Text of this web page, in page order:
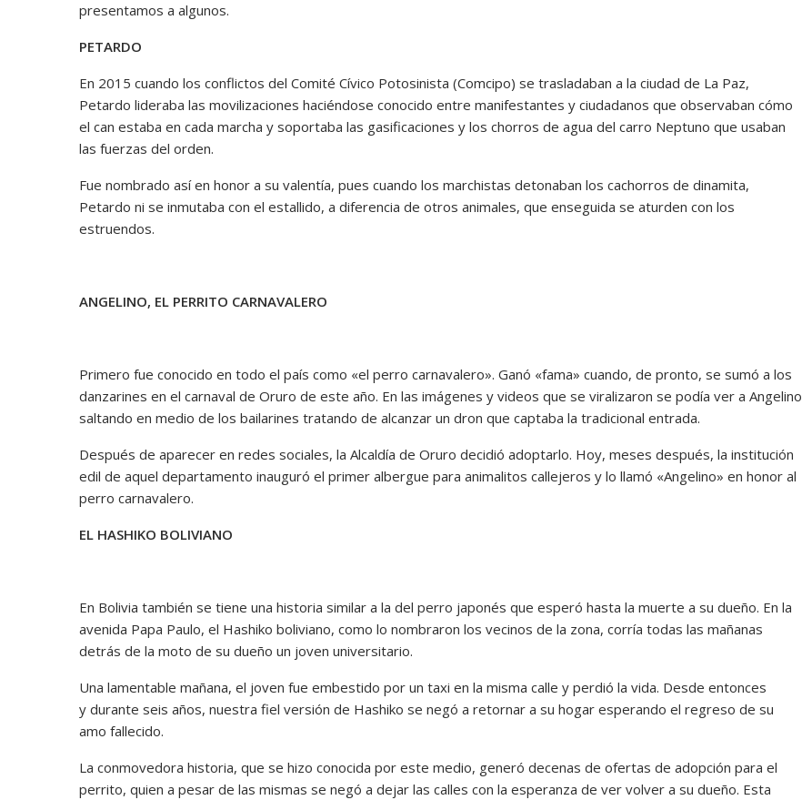
presentamos a algunos.
PETARDO
En 2015 cuando los conflictos del Comité Cívico Potosinista (Comcipo) se trasladaban a la ciudad de La Paz,
Petardo lideraba las movilizaciones haciéndose conocido entre manifestantes y ciudadanos que observaban cómo
el can estaba en cada marcha y soportaba las gasificaciones y los chorros de agua del carro Neptuno que usaban
las fuerzas del orden.
Fue nombrado así en honor a su valentía, pues cuando los marchistas detonaban los cachorros de dinamita,
Petardo ni se inmutaba con el estallido, a diferencia de otros animales, que enseguida se aturden con los
estruendos.
ANGELINO, EL PERRITO CARNAVALERO
Primero fue conocido en todo el país como «el perro carnavalero». Ganó «fama» cuando, de pronto, se sumó a los
danzarines en el carnaval de Oruro de este año. En las imágenes y videos que se viralizaron se podía ver a Angelino
saltando en medio de los bailarines tratando de alcanzar un dron que captaba la tradicional entrada.
Después de aparecer en redes sociales, la Alcaldía de Oruro decidió adoptarlo. Hoy, meses después, la institución
edil de aquel departamento inauguró el primer albergue para animalitos callejeros y lo llamó «Angelino» en honor al
perro carnavalero.
EL HASHIKO BOLIVIANO
En Bolivia también se tiene una historia similar a la del perro japonés que esperó hasta la muerte a su dueño. En la
avenida Papa Paulo, el Hashiko boliviano, como lo nombraron los vecinos de la zona, corría todas las mañanas
detrás de la moto de su dueño un joven universitario.
Una lamentable mañana, el joven fue embestido por un taxi en la misma calle y perdió la vida. Desde entonces
y durante seis años, nuestra fiel versión de Hashiko se negó a retornar a su hogar esperando el regreso de su
amo fallecido.
La conmovedora historia, que se hizo conocida por este medio, generó decenas de ofertas de adopción para el
perrito, quien a pesar de las mismas se negó a dejar las calles con la esperanza de ver volver a su dueño. Esta